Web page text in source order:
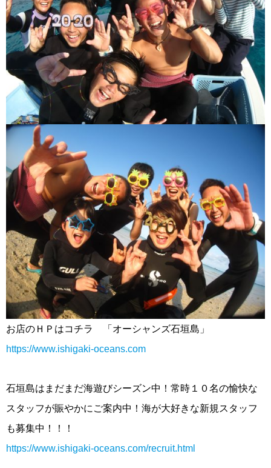
お店のＨＰはコチラ 「オーシャンズ石垣島」
https://www.ishigaki-oceans.com
石垣島はまだまだ海遊びシーズン中！常時１０名の愉快な
スタッフが賑やかにご案内中！海が大好きな新規スタッフ
も募集中！！！
https://www.ishigaki-oceans.com/recruit.html